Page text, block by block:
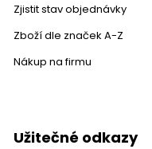
Zjistit stav objednávky
Zboží dle značek A-Z
Nákup na firmu
Užitečné odkazy